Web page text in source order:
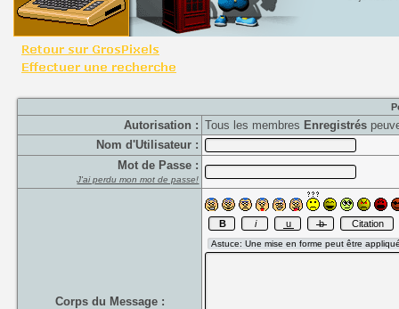
Autorisation : Tous les membres Enregistrés
Nom d'Utilisateur :
Mot de Passe :
J'ai perdu mon mot de passe!
Corps du Message :